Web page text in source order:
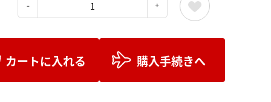
カートに入れる 購入手続きへ